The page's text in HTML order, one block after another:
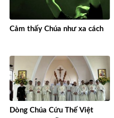
Cảm thấy Chúa như xa cách
Dòng Chúa Cứu Thế Việt